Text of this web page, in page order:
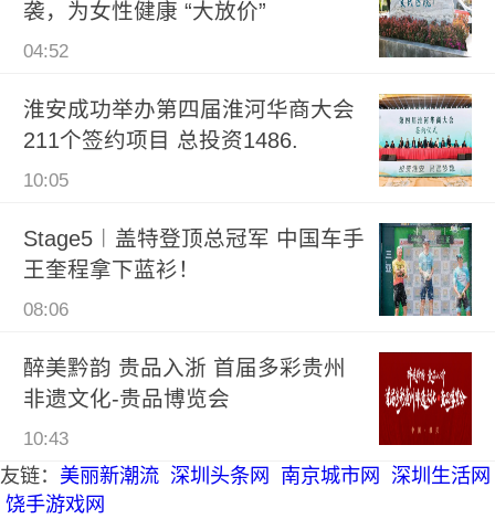
袭，为女性健康 “大放价”
04:52
淮安成功举办第四届淮河华商大会
211个签约项目 总投资1486.
10:05
Stage5︱盖特登顶总冠军 中国车手
王奎程拿下蓝衫！
08:06
醉美黔韵 贵品入浙 首届多彩贵州
非遗文化-贵品博览会
10:43
友链： 美丽新潮流 深圳头条网 南京城市网
深圳生活网
饶手游戏网